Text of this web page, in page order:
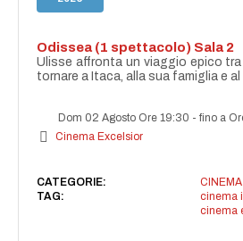
Odissea (1 spettacolo) Sala 2
Ulisse affronta un viaggio epico
tornare a Itaca, alla sua famiglia e
Dom 02 Agosto Ore 19:30 -fino a
Cinema Excelsior
CATEGORIE:
CINEMA
TAG:
cinema
cinema